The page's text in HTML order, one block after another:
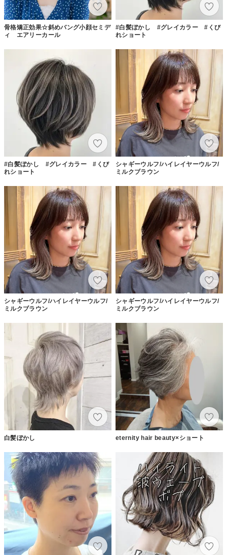
骨格矯正効果☆斜めバング小顔セミデ
ィ エアリーカール
#白髪ぼかし #グレイカラー #くび
れショート
#白髪ぼかし #グレイカラー #くび
れショート
シャギーウルフ/ハイレイヤーウルフ/
ミルクブラウン
シャギーウルフ/ハイレイヤーウルフ/
ミルクブラウン
シャギーウルフ/ハイレイヤーウルフ/
ミルクブラウン
白髪ぼかし eternity hair beauty×ショート